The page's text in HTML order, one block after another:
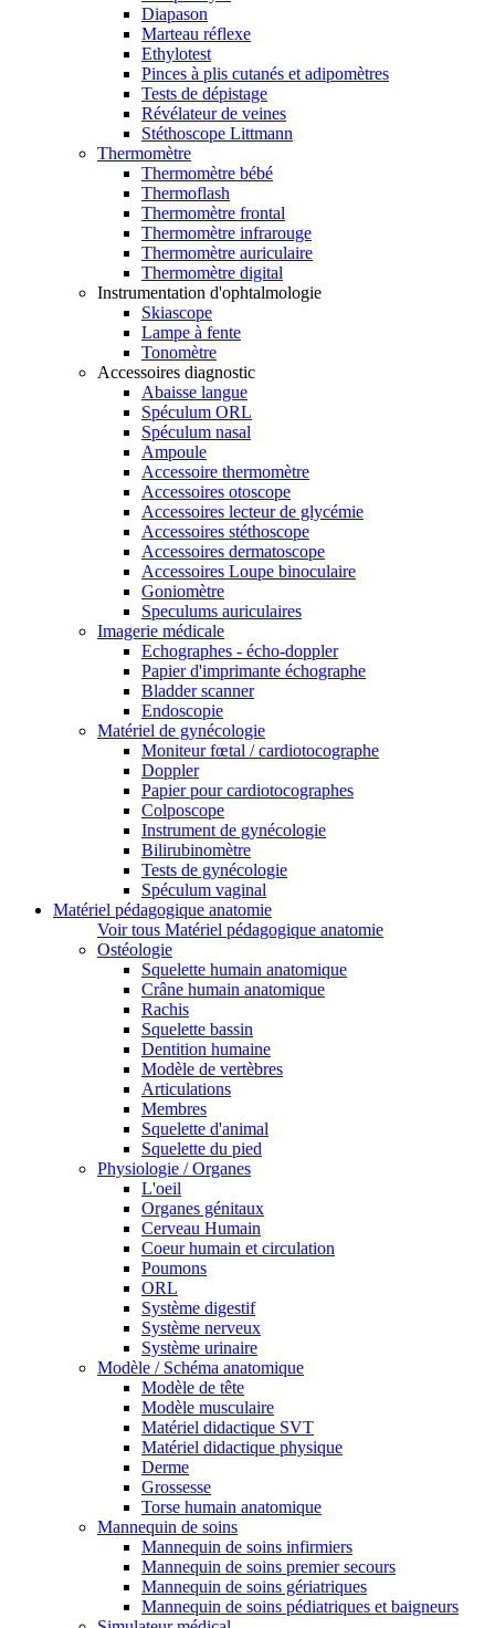
Diapason
Marteau réflexe
Ethylotest
Pinces à plis cutanés et adipomètres
Tests de dépistage
Révélateur de veines
Stéthoscope Littmann
Thermomètre
Thermomètre bébé
Thermoflash
Thermomètre frontal
Thermomètre infrarouge
Thermomètre auriculaire
Thermomètre digital
Instrumentation d'ophtalmologie
Skiascope
Lampe à fente
Tonomètre
Accessoires diagnostic
Abaisse langue
Spéculum ORL
Spéculum nasal
Ampoule
Accessoire thermomètre
Accessoires otoscope
Accessoires lecteur de glycémie
Accessoires stéthoscope
Accessoires dermatoscope
Accessoires Loupe binoculaire
Goniomètre
Speculums auriculaires
Imagerie médicale
Echographes - écho-doppler
Papier d'imprimante échographe
Bladder scanner
Endoscopie
Matériel de gynécologie
Moniteur fœtal / cardiotocographe
Doppler
Papier pour cardiotocographes
Colposcope
Instrument de gynécologie
Bilirubinomètre
Tests de gynécologie
Spéculum vaginal
Matériel pédagogique anatomie
Voir tous Matériel pédagogique anatomie
Ostéologie
Squelette humain anatomique
Crâne humain anatomique
Rachis
Squelette bassin
Dentition humaine
Modèle de vertèbres
Articulations
Membres
Squelette d'animal
Squelette du pied
Physiologie / Organes
L'oeil
Organes génitaux
Cerveau Humain
Coeur humain et circulation
Poumons
ORL
Système digestif
Système nerveux
Système urinaire
Modèle / Schéma anatomique
Modèle de tête
Modèle musculaire
Matériel didactique SVT
Matériel didactique physique
Derme
Grossesse
Torse humain anatomique
Mannequin de soins
Mannequin de soins infirmiers
Mannequin de soins premier secours
Mannequin de soins gériatriques
Mannequin de soins pédiatriques et baigneurs